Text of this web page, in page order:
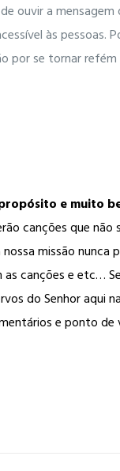
ouvir a mensagem
às pessoas.
por se tornar
e muito
canções que
missão nunca
canções e etc…
do Senhor aqui
e ponto